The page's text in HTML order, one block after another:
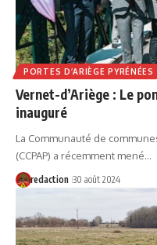
PORTES D’ARIÈGE PYRÉNÉES
Vernet-d’Ariège : Le
inauguré
La Communauté de
(CCPAP) a récemment mené…
redaction 30 août 2024